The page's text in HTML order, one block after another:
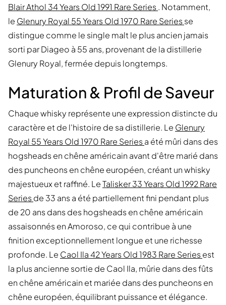
Blair Athol 34 Years Old 1991 Rare Series. Notamment,
le Glenury Royal 55 Years Old 1970 Rare Seriesse
distingue comme le single malt le plus ancien jamais
sorti par Diageo à 55 ans, provenant de la distillerie
Glenury Royal, fermée depuis longtemps.
Maturation & Profil de Saveur
Chaque whisky représente une expression distincte du
caractère et de l'histoire de sa distillerie. Le Glenury
Royal 55 Years Old 1970 Rare Seriesa été mûri dans des
hogsheads en chêne américain avant d'être marié dans
des puncheons en chêne européen, créant un whisky
majestueux et raffiné. LeTalisker 33 Years Old 1992 Rare
Seriesde 33 ans a été partiellement fini pendant plus
de 20 ans dans des hogsheads en chêne américain
assaisonnés en Amoroso, ce qui contribue à une
finition exceptionnellement longue et une richesse
profonde. Le Caol Ila 42 Years Old 1983 Rare Seriesest
la plus ancienne sortie de Caol Ila, mûrie dans des fûts
en chêne américain et mariée dans des puncheons en
chêne européen, équilibrant puissance et élégance.